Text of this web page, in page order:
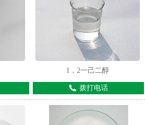
1，2一己二醇
拨打电话